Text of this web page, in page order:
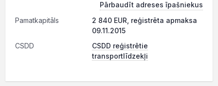
Pārbaudīt adreses īpašniekus
Pamatkapitāls
2 840 EUR, reģistrēta apmaksa
09.11.2015
CSDD
CSDD reģistrētie
transportlīdzekļi